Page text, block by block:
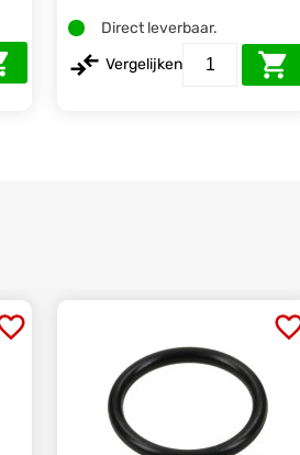
Direct leverbaar.
Vergelijken